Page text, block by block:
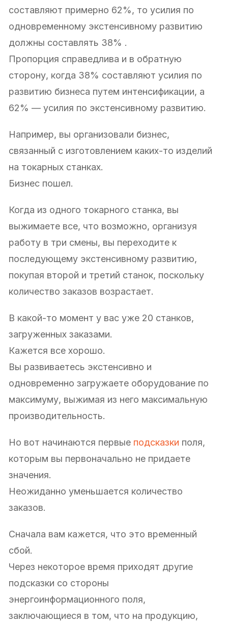
составляют примерно 62%, то усилия по
одновременному экстенсивному развитию
должны составлять 38% .
Пропорция справедлива и в обратную
сторону, когда 38% составляют усилия по
развитию бизнеса путем интенсификации, а
62% — усилия по экстенсивному развитию.
Например, вы организовали бизнес,
связанный с изготовлением каких-то изделий
на токарных станках.
Бизнес пошел.
Когда из одного токарного станка, вы
выжимаете все, что возможно, организуя
работу в три смены, вы переходите к
последующему экстенсивному развитию,
покупая второй и третий станок, поскольку
количество заказов возрастает.
В какой-то момент у вас уже 20 станков,
загруженных заказами.
Кажется все хорошо.
Вы развиваетесь экстенсивно и
одновременно загружаете оборудование по
максимуму, выжимая из него максимальную
производительность.
Но вот начинаются первые подсказки поля,
которым вы первоначально не придаете
значения.
Неожиданно уменьшается количество
заказов.
Сначала вам кажется, что это временный
сбой.
Через некоторое время приходят другие
подсказки со стороны
энергоинформационного поля,
заключающиеся в том, что на продукцию,